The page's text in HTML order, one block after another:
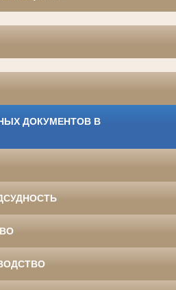
ДОКУМЕНТОВ В